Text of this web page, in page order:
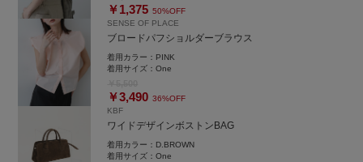
￥1,375 50%OFF
SENSE OF PLACE
ブロードパフショルダーブラウス
着用カラー： PINK
着用サイズ：One
￥3,490 36%OFF
KBF
ワイドデザインボストンBAG
着用カラー： D.BROWN
着用サイズ：One